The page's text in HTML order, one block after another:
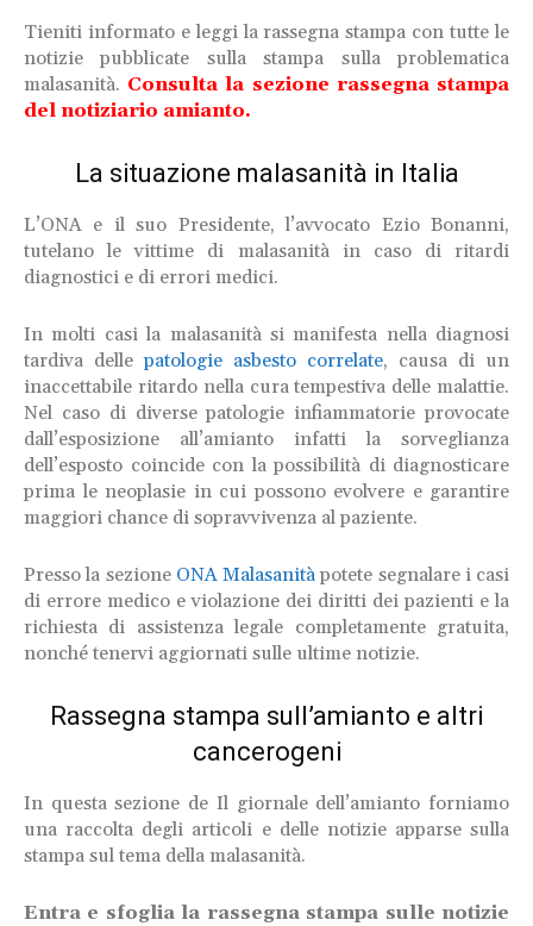
Tieniti informato e leggi la rassegna stampa con tutte le
notizie pubblicate sulla stampa sulla problematica
malasanità. Consulta la sezione rassegna stampa
del notiziario amianto.
La situazione malasanità in Italia
L’ONA e il suo Presidente, l’avvocato Ezio Bonanni,
tutelano le vittime di malasanità in caso di ritardi
diagnostici e di errori medici.
In molti casi la malasanità si manifesta nella diagnosi
tardiva dellepatologie asbesto correlate, causa di un
inaccettabile ritardo nella cura tempestiva delle malattie.
Nel caso di diverse patologie infiammatorie provocate
dall’esposizione all’amianto infatti la sorveglianza
dell’esposto coincide con la possibilità di diagnosticare
prima le neoplasie in cui possono evolvere e garantire
maggiori chance di sopravvivenza al paziente.
Presso la sezione ONA Malasanitàpotete segnalare i casi
di errore medico e violazione dei diritti dei pazienti e la
richiesta di assistenza legale completamente gratuita,
nonché tenervi aggiornati sulle ultime notizie.
Rassegna stampa sull’amianto e altri
cancerogeni
In questa sezione de Il giornale dell’amianto forniamo
una raccolta degli articoli e delle notizie apparse sulla
stampa sul tema della malasanità.
Entra e sfoglia la rassegna stampa sulle notizie